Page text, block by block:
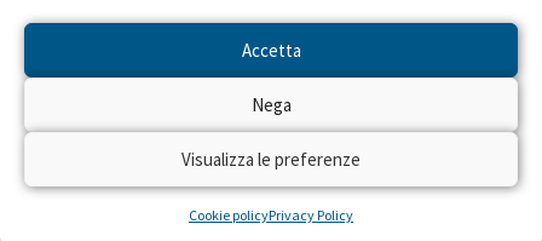
Accetta
Nega
Visualizza le preferenze
Cookie policyPrivacy Policy
NEWS DAL PROGETTO
Sembra che non ci siano risultati per la ricerca che hai
eseguito.